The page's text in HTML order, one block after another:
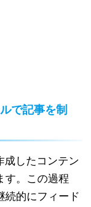
で記事を制
成したコンテン
す。この過程
続的にフィード